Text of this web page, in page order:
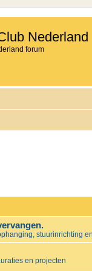
Nederland
forum
stuurinrichting
en projecten